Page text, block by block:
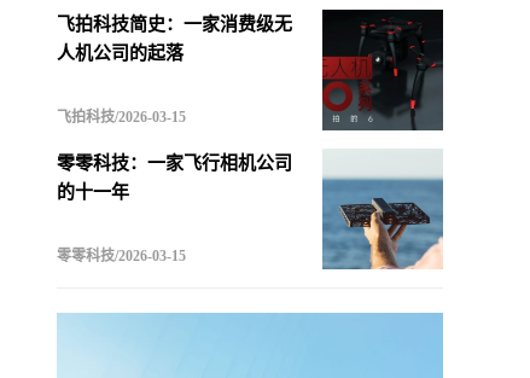
飞拍科技简史：一家消费级无
人机公司的起落
飞拍科技/2026-03-15
零零科技：一家飞行相机公司
的十一年
零零科技/2026-03-15